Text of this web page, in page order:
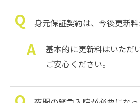
身元保証契約は、今後更新
基本的に更新料はいただ
ご安心ください。